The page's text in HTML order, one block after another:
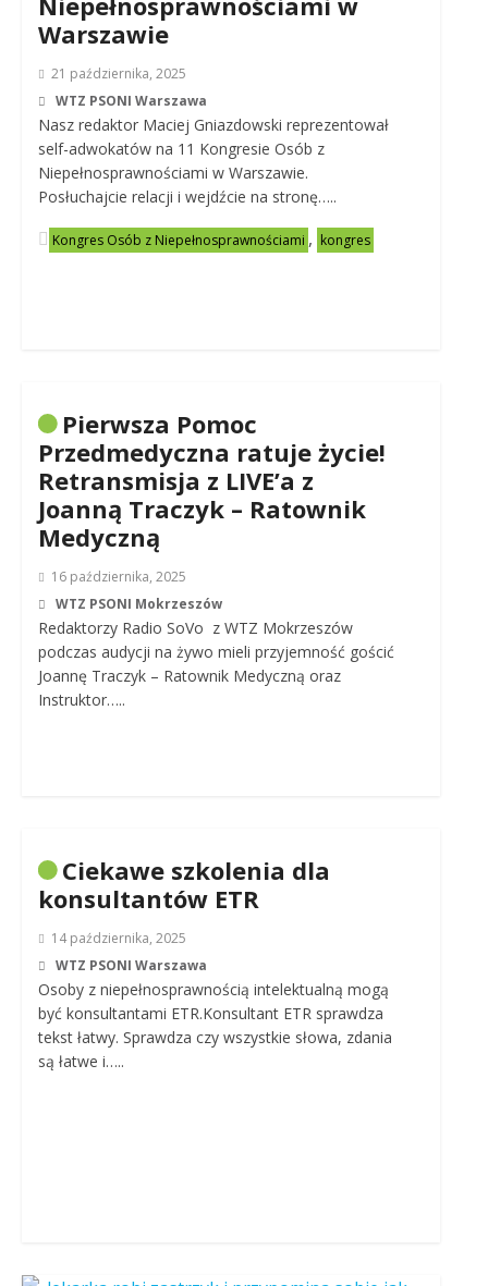
Warszawie
21 października, 2025
WTZ PSONI Warszawa
Nasz redaktor Maciej Gniazdowski reprezentował
self-adwokatów na 11 Kongresie Osób z
Niepełnosprawnościami w Warszawie.
Posłuchajcie relacji i wejdźcie na stronę…..
Kongres Osób z Niepełnosprawnościami , kongres
Pierwsza Pomoc
Przedmedyczna ratuje życie!
Retransmisja z LIVE’a z
Joanną Traczyk – Ratownik
Medyczną
16 października, 2025
WTZ PSONI Mokrzeszów
Redaktorzy Radio SoVo z WTZ Mokrzeszów
podczas audycji na żywo mieli przyjemność gościć
Joannę Traczyk – Ratownik Medyczną oraz
Instruktor…..
Ciekawe szkolenia dla
konsultantów ETR
14 października, 2025
WTZ PSONI Warszawa
Osoby z niepełnosprawnością intelektualną mogą
być konsultantami ETR.Konsultant ETR sprawdza
tekst łatwy. Sprawdza czy wszystkie słowa, zdania
są łatwe i…..